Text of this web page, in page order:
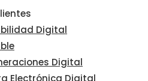
Digital
Digital
Electrónica Digital